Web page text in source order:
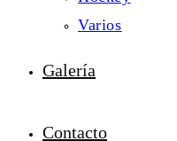
Varios
Galería
Contacto